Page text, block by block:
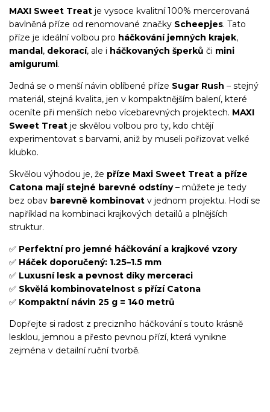
MAXI Sweet Treat je vysoce kvalitní 100% mercerovaná
bavlněná příze od renomované značky Scheepjes. Tato
příze je ideální volbou pro háčkování jemných krajek,
mandal, dekorací, ale i háčkovaných šperků či mini
amigurumi.
Jedná se o menší návin oblíbené příze Sugar Rush – stejný
materiál, stejná kvalita, jen v kompaktnějším balení, které
oceníte při menších nebo vícebarevných projektech. MAXI
Sweet Treat je skvělou volbou pro ty, kdo chtějí
experimentovat s barvami, aniž by museli pořizovat velké
klubko.
Skvělou výhodou je, že příze Maxi Sweet Treat a příze
Catona mají stejné barevné odstíny– můžete je tedy
bez obav barevně kombinovat v jednom projektu. Hodí se
například na kombinaci krajkových detailů a plnějších
struktur.
✅ Perfektní pro jemné háčkování a krajkové vzory
✅ Háček doporučený: 1.25–1.5 mm
✅ Luxusní lesk a pevnost díky merceraci
✅ Skvělá kombinovatelnost s přízí Catona
✅ Kompaktní návin 25 g = 140 metrů
Dopřejte si radost z precizního háčkování s touto krásně
lesklou, jemnou a přesto pevnou přízí, která vynikne
zejména v detailní ruční tvorbě.